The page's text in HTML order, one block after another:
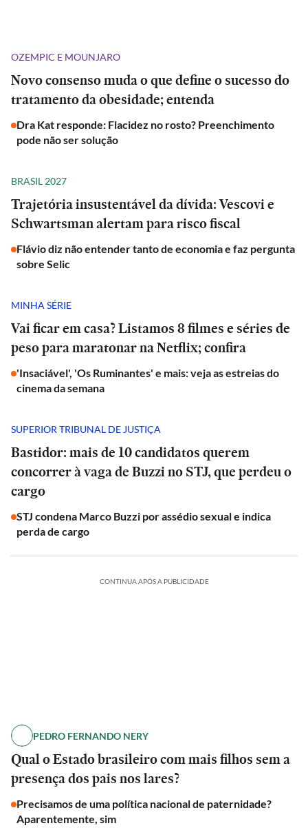
OZEMPIC E MOUNJARO
Novo consenso muda o que define o sucesso do
tratamento da obesidade; entenda
Dra Kat responde: Flacidez no rosto? Preenchimento
pode não ser solução
BRASIL 2027
Trajetória insustentável da dívida: Vescovi e
Schwartsman alertam para risco fiscal
Flávio diz não entender tanto de economia e faz pergunta
sobre Selic
MINHA SÉRIE
Vai ficar em casa? Listamos 8 filmes e séries de
peso para maratonar na Netflix; confira
'Insaciável', 'Os Ruminantes' e mais: veja as estreias do
cinema da semana
SUPERIOR TRIBUNAL DE JUSTIÇA
Bastidor: mais de 10 candidatos querem
concorrer à vaga de Buzzi no STJ, que perdeu o
cargo
STJ condena Marco Buzzi por assédio sexual e indica
perda de cargo
CONTINUA APÓS A PUBLICIDADE
PEDRO FERNANDO NERY
Qual o Estado brasileiro com mais filhos sem a
presença dos pais nos lares?
Precisamos de uma política nacional de paternidade?
Aparentemente, sim